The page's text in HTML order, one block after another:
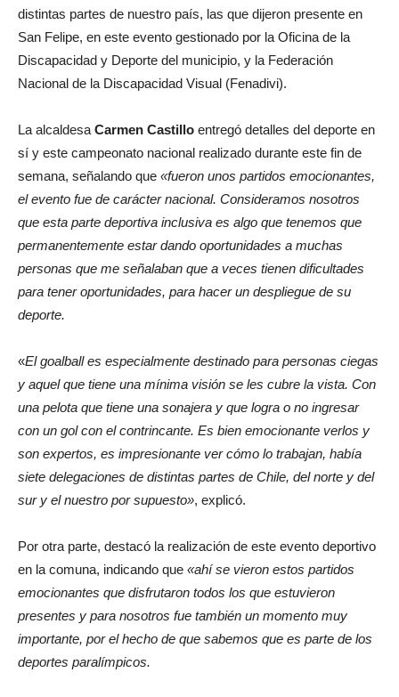
distintas partes de nuestro país, las que dijeron presente en
San Felipe, en este evento gestionado por la Oficina de la
Discapacidad y Deporte del municipio, y la Federación
Nacional de la Discapacidad Visual (Fenadivi).
La alcaldesa Carmen Castillo entregó detalles del deporte en
sí y este campeonato nacional realizado durante este fin de
semana, señalando que «fueron unos partidos emocionantes,
el evento fue de carácter nacional. Consideramos nosotros
que esta parte deportiva inclusiva es algo que tenemos que
permanentemente estar dando oportunidades a muchas
personas que me señalaban que a veces tienen dificultades
para tener oportunidades, para hacer un despliegue de su
deporte.
«El goalball es especialmente destinado para personas ciegas
y aquel que tiene una mínima visión se les cubre la vista. Con
una pelota que tiene una sonajera y que logra o no ingresar
con un gol con el contrincante. Es bien emocionante verlos y
son expertos, es impresionante ver cómo lo trabajan, había
siete delegaciones de distintas partes de Chile, del norte y del
sur y el nuestro por supuesto», explicó.
Por otra parte, destacó la realización de este evento deportivo
en la comuna, indicando que «ahí se vieron estos partidos
emocionantes que disfrutaron todos los que estuvieron
presentes y para nosotros fue también un momento muy
importante, por el hecho de que sabemos que es parte de los
deportes paralímpicos.